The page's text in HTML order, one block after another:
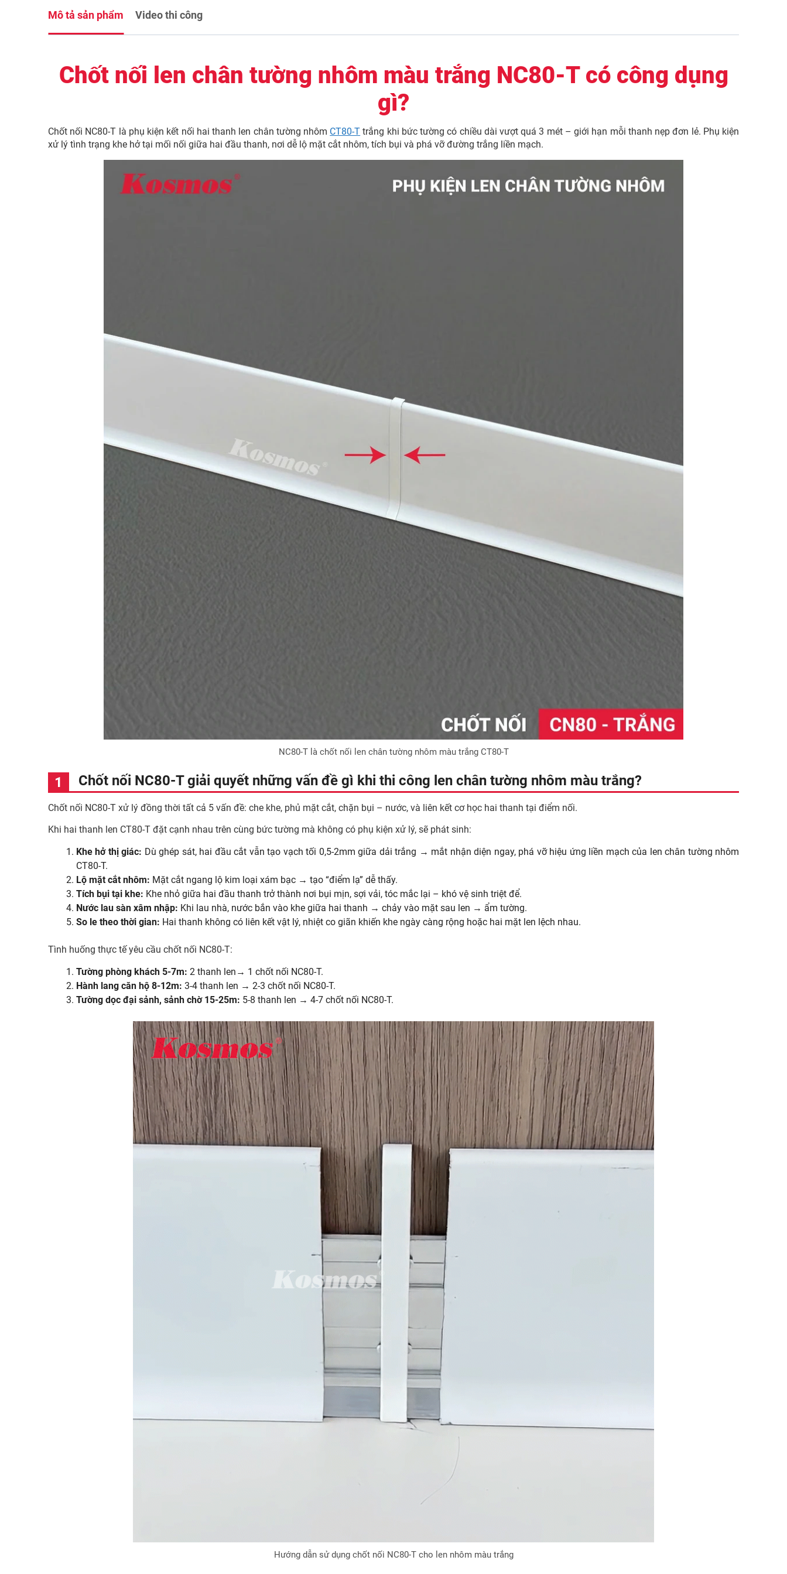
Mô tả sản phẩm Video thi công
Chốt nối len chân tường nhôm màu trắng NC80-T có công dụng
gì?
Chốt nối NC80-T là phụ kiện kết nối hai thanh len chân tường nhôm CT80-T trắng khi bức tường có chiều dài vượt quá 3 mét – giới hạn mỗi thanh nẹp đơn lẻ. Phụ kiện
xử lý tình trạng khe hở tại mối nối giữa hai đầu thanh, nơi dễ lộ mặt cắt nhôm, tích bụi và phá vỡ đường trắng liền mạch.
NC80-T là chốt nối len chân tường nhôm màu trắng CT80-T
Chốt nối NC80-T giải quyết những vấn đề gì khi thi công len chân tường nhôm màu trắng?
Chốt nối NC80-T xử lý đồng thời tất cả 5 vấn đề: che khe, phủ mặt cắt, chặn bụi – nước, và liên kết cơ học hai thanh tại điểm nối.
Khi hai thanh len CT80-T đặt cạnh nhau trên cùng bức tường mà không có phụ kiện xử lý, sẽ phát sinh:
Khe hở thị giác: Dù ghép sát, hai đầu cắt vẫn tạo vạch tối 0,5-2mm giữa dải trắng → mắt nhận diện ngay, phá vỡ hiệu ứng liền mạch của len chân tường nhôm
CT80-T.
Lộ mặt cắt nhôm: Mặt cắt ngang lộ kim loại xám bạc → tạo “điểm lạ” dễ thấy.
Tích bụi tại khe: Khe nhỏ giữa hai đầu thanh trở thành nơi bụi mịn, sợi vải, tóc mắc lại – khó vệ sinh triệt để.
Nước lau sàn xâm nhập: Khi lau nhà, nước bắn vào khe giữa hai thanh → chảy vào mặt sau len → ẩm tường.
So le theo thời gian: Hai thanh không có liên kết vật lý, nhiệt co giãn khiến khe ngày càng rộng hoặc hai mặt len lệch nhau.
Tình huống thực tế yêu cầu chốt nối NC80-T:
Tường phòng khách 5-7m: 2 thanh len→ 1 chốt nối NC80-T.
Hành lang căn hộ 8-12m: 3-4 thanh len → 2-3 chốt nối NC80-T.
Tường dọc đại sảnh, sảnh chờ 15-25m: 5-8 thanh len → 4-7 chốt nối NC80-T.
Hướng dẫn sử dụng chốt nối NC80-T cho len nhôm màu trắng